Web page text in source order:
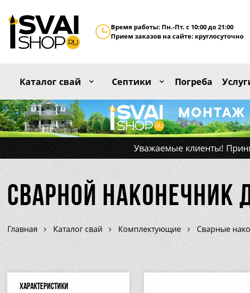
Время работы: Пн.-Пт. с 10:00 до 21:00
Прием заказов на сайте: круглосуточно
Каталог свай Септики Погреба
Уважаемые клиенты!
Сварной наконечник
Главная Каталог свай Комплектующие Сварные
Характеристики